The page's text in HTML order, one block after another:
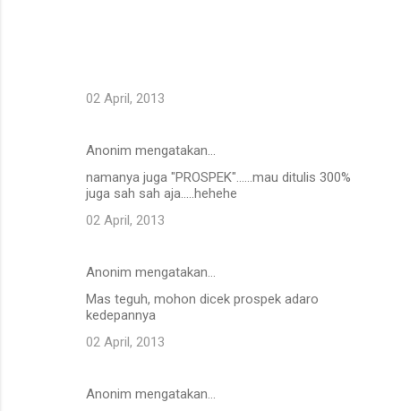
02 April, 2013
Anonim mengatakan…
namanya juga "PROSPEK"......mau ditulis 300%
juga sah sah aja.....hehehe
02 April, 2013
Anonim mengatakan…
Mas teguh, mohon dicek prospek adaro
kedepannya
02 April, 2013
Anonim mengatakan…